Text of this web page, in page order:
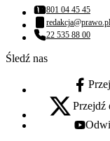
Numer telefonu:
801 04 45 45
Adres email:
redakcja@prawo.pl
Numer telefonu:
22 535 88 00
Śledź nas
facebook
x - otwiera się w
Przejdź
youtube -